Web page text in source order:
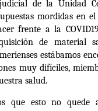
de la Unidad
mordidas en
frente a la
de material
estábamos
muy difíciles,
salud.
que esto no quede